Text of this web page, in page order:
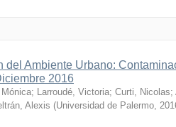
del Ambiente Urbano:
2016
; Larroudé, Victoria; Curti, Nicolas;
Alexis (Universidad de Palermo,